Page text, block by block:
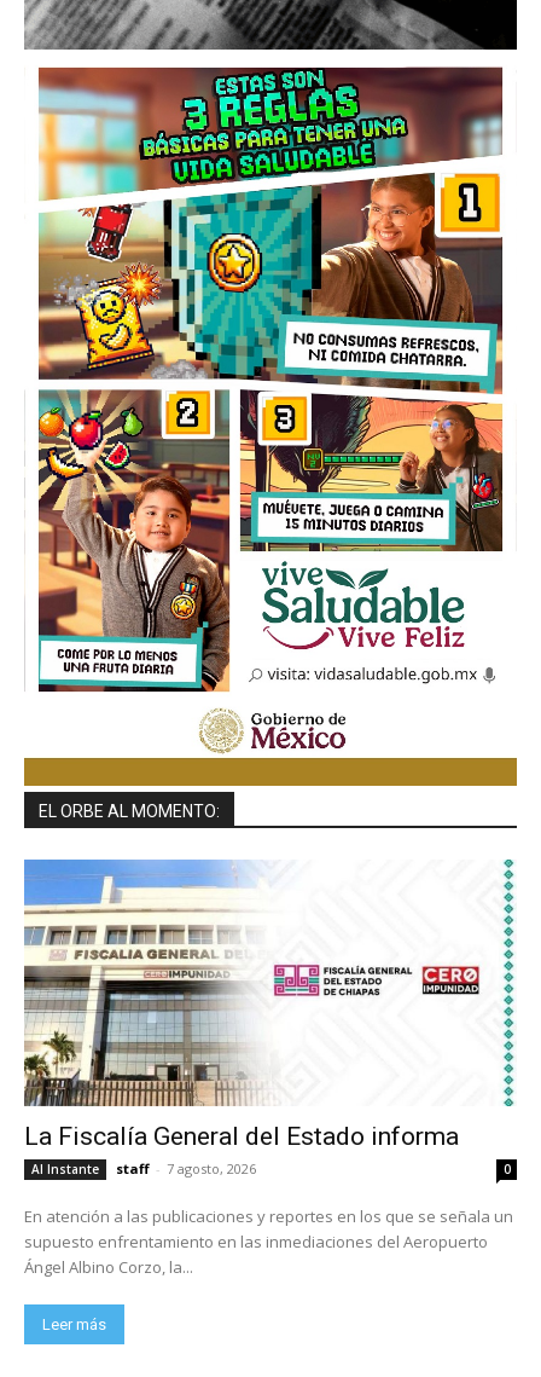
EL ORBE AL MOMENTO:
La Fiscalía General del Estado informa
Al Instante staff - 7 agosto, 2026 0
En atención a las publicaciones y reportes en los que se señala un
supuesto enfrentamiento en las inmediaciones del Aeropuerto
Ángel Albino Corzo, la...
Leer más